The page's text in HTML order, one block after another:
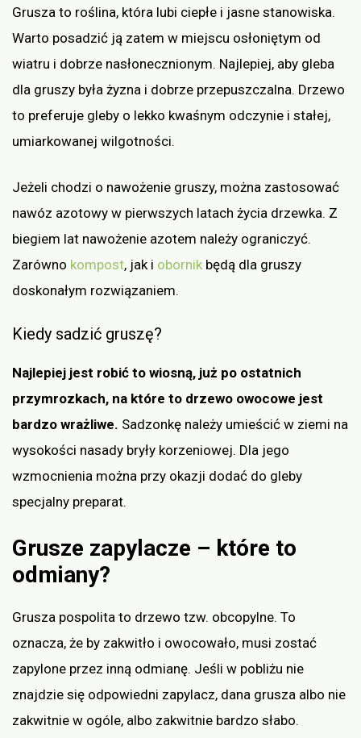
Grusza to roślina, która lubi ciepłe i jasne stanowiska.
Warto posadzić ją zatem w miejscu osłoniętym od
wiatru i dobrze nasłonecznionym. Najlepiej, aby gleba
dla gruszy była żyzna i dobrze przepuszczalna. Drzewo
to preferuje gleby o lekko kwaśnym odczynie i stałej,
umiarkowanej wilgotności.
Jeżeli chodzi o nawożenie gruszy, można zastosować
nawóz azotowy w pierwszych latach życia drzewka. Z
biegiem lat nawożenie azotem należy ograniczyć.
Zarówno kompost, jak i obornik będą dla gruszy
doskonałym rozwiązaniem.
Kiedy sadzić gruszę?
Najlepiej jest robić to wiosną, już po ostatnich
przymrozkach, na które to drzewo owocowe jest
bardzo wrażliwe. Sadzonkę należy umieścić w ziemi na
wysokości nasady bryły korzeniowej. Dla jego
wzmocnienia można przy okazji dodać do gleby
specjalny preparat.
Grusze zapylacze – które to
odmiany?
Grusza pospolita to drzewo tzw. obcopylne. To
oznacza, że by zakwitło i owocowało, musi zostać
zapylone przez inną odmianę. Jeśli w pobliżu nie
znajdzie się odpowiedni zapylacz, dana grusza albo nie
zakwitnie w ogóle, albo zakwitnie bardzo słabo.